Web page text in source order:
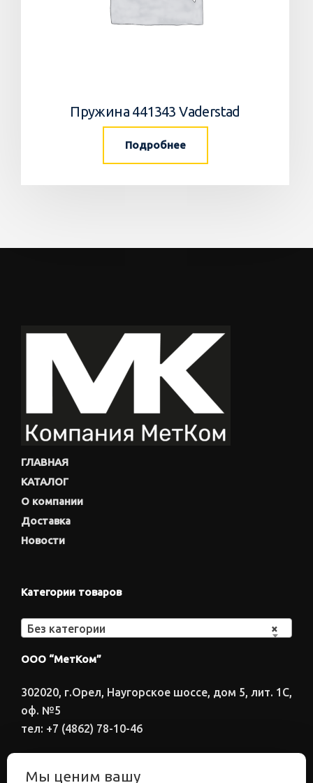
Пружина 441343 Vaderstad
Подробнее
ГЛАВНАЯ
КАТАЛОГ
О компании
Доставка
Новости
Категории товаров
×
Без категории
ООО “МетКом”
302020, г.Орел, Наугорское шоссе, дом 5, лит. 1С,
оф. №5
тел: +7 (4862) 78-10-46
Мы ценим вашу